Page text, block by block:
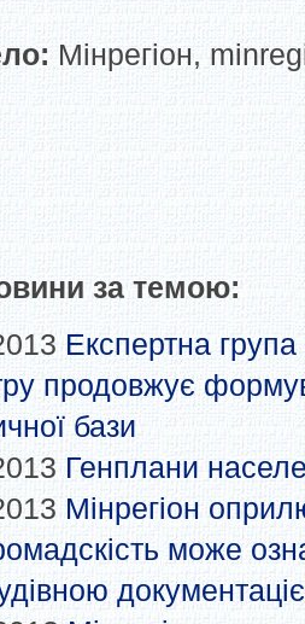
Мінрегіон,
за темою:
Експертна група
продовжує
бази
Генплани
Мінрегіон
може